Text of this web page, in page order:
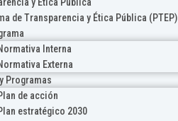
de Transparencia y Ética Pública (PTEP)
Interna
Externa
Programas
de acción
estratégico 2030